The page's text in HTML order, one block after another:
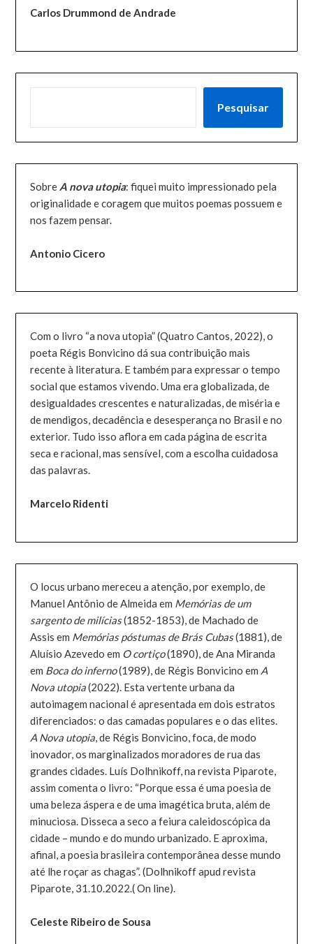
Carlos Drummond de Andrade
Pesquisar
Sobre A nova utopia: fiquei muito impressionado pela
originalidade e coragem que muitos poemas possuem e
nos fazem pensar.
Antonio Cicero
Com o livro “a nova utopia” (Quatro Cantos, 2022), o
poeta Régis Bonvicino dá sua contribuição mais
recente à literatura. E também para expressar o tempo
social que estamos vivendo. Uma era globalizada, de
desigualdades crescentes e naturalizadas, de miséria e
de mendigos, decadência e desesperança no Brasil e no
exterior. Tudo isso aflora em cada página de escrita
seca e racional, mas sensível, com a escolha cuidadosa
das palavras.
Marcelo Ridenti
O locus urbano mereceu a atenção, por exemplo, de
Manuel Antônio de Almeida em Memórias de um
sargento de milícias(1852-1853), de Machado de
Assis em Memórias póstumas de Brás Cubas(1881), de
Aluísio Azevedo em O cortiço(1890), de Ana Miranda
em Boca do inferno(1989), de Régis Bonvicino em A
Nova utopia(2022). Esta vertente urbana da
autoimagem nacional é apresentada em dois estratos
diferenciados: o das camadas populares e o das elites.
A Nova utopia, de Régis Bonvicino, foca, de modo
inovador, os marginalizados moradores de rua das
grandes cidades. Luís Dolhnikoff, na revista Piparote,
assim comenta o livro: “Porque essa é uma poesia de
uma beleza áspera e de uma imagética bruta, além de
minuciosa. Disseca a seco a feiura caleidoscópica da
cidade – mundo e do mundo urbanizado. E aproxima,
afinal, a poesia brasileira contemporânea desse mundo
até lhe roçar as chagas”. (Dolhnikoff apud revista
Piparote, 31.10.2022.( On line).
Celeste Ribeiro de Sousa